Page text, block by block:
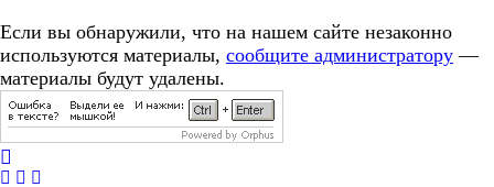
Если вы обнаружили, что на нашем сайте незаконно
используются материалы, сообщите администратору —
материалы будут удалены.